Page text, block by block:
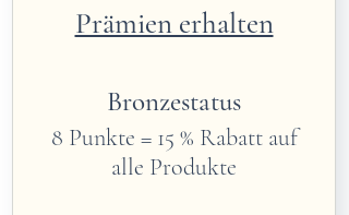
Prämien erhalten
Bronzestatus
8 Punkte = 15 % Rabatt auf
alle Produkte